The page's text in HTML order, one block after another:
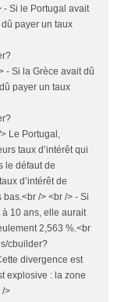
- Si le Portugal avait
payer un taux
- Si la Grèce avait dû
payer un taux
Le Portugal,
taux d’intérêt qui
le défaut de
d’intérêt de
/> <br /> - Si
à 10 ans, elle aurait
2,563 %.<br
cbuilder?
divergence est
explosive : la zone
/>